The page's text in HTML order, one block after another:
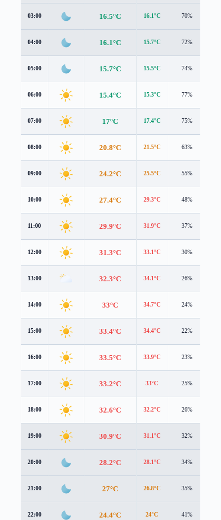
03:00 16.5°C 16.1°C 70%
04:00 16.1°C 15.7°C 72%
05:00 15.7°C 15.5°C 74%
06:00 15.4°C 15.3°C 77%
07:00 17°C 17.4°C 75%
08:00 20.8°C 21.5°C 63%
09:00 24.2°C 25.5°C 55%
10:00 27.4°C 29.3°C 48%
11:00 29.9°C 31.9°C 37%
12:00 31.3°C 33.1°C 30%
13:00 32.3°C 34.1°C 26%
14:00 33°C 34.7°C 24%
15:00 33.4°C 34.4°C 22%
16:00 33.5°C 33.9°C 23%
17:00 33.2°C 33°C 25%
18:00 32.6°C 32.2°C 26%
19:00 30.9°C 31.1°C 32%
20:00 28.2°C 28.1°C 34%
21:00 27°C 26.8°C 35%
22:00 24.4°C 24°C 41%